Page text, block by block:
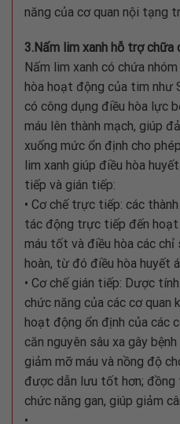
năng của cơ quan nội tạng
3.Nấm lim xanh hỗ trợ chữa
Nấm lim xanh có chứa
hòa hoạt động của tim như
có công dụng điều hòa lực
máu lên thành mạch, giúp
xuống mức ổn định cho
lim xanh giúp điều hòa
tiếp và gián tiếp:
• Cơ chế trực tiếp: các
tác động trực tiếp đến
máu tốt và điều hòa các chỉ
hoàn, từ đó điều hòa huyết
• Cơ chế gián tiếp: Dược
chức năng của các cơ quan
hoạt động ổn định của các
căn nguyên sâu xa gây
giảm mỡ máu và nồng độ
được dẫn lưu tốt hơn; đồng
chức năng gan, giúp giảm
•